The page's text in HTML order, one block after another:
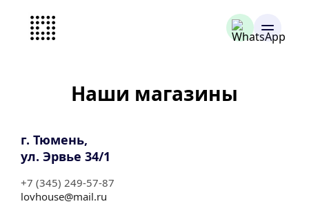
Наши магазины
г. Тюмень,
ул. Эрвье 34/1
+7 (345) 249-57-87
lovhouse@mail.ru